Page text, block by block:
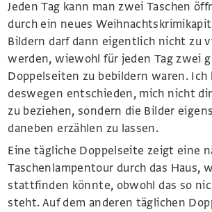
Jeden Tag kann man zwei Taschen
durch ein neues
Bildern darf dann eigentlich nicht zu
werden, wiewohl für jeden Tag zwei
Doppelseiten zu bebildern waren. Ich
deswegen entschieden, mich nicht
zu beziehen, sondern die Bilder
daneben erzählen zu lassen.
Eine tägliche Doppelseite zeigt eine
Taschenlampentour durch das Haus,
stattfinden könnte, obwohl das so
steht. Auf dem anderen täglichen